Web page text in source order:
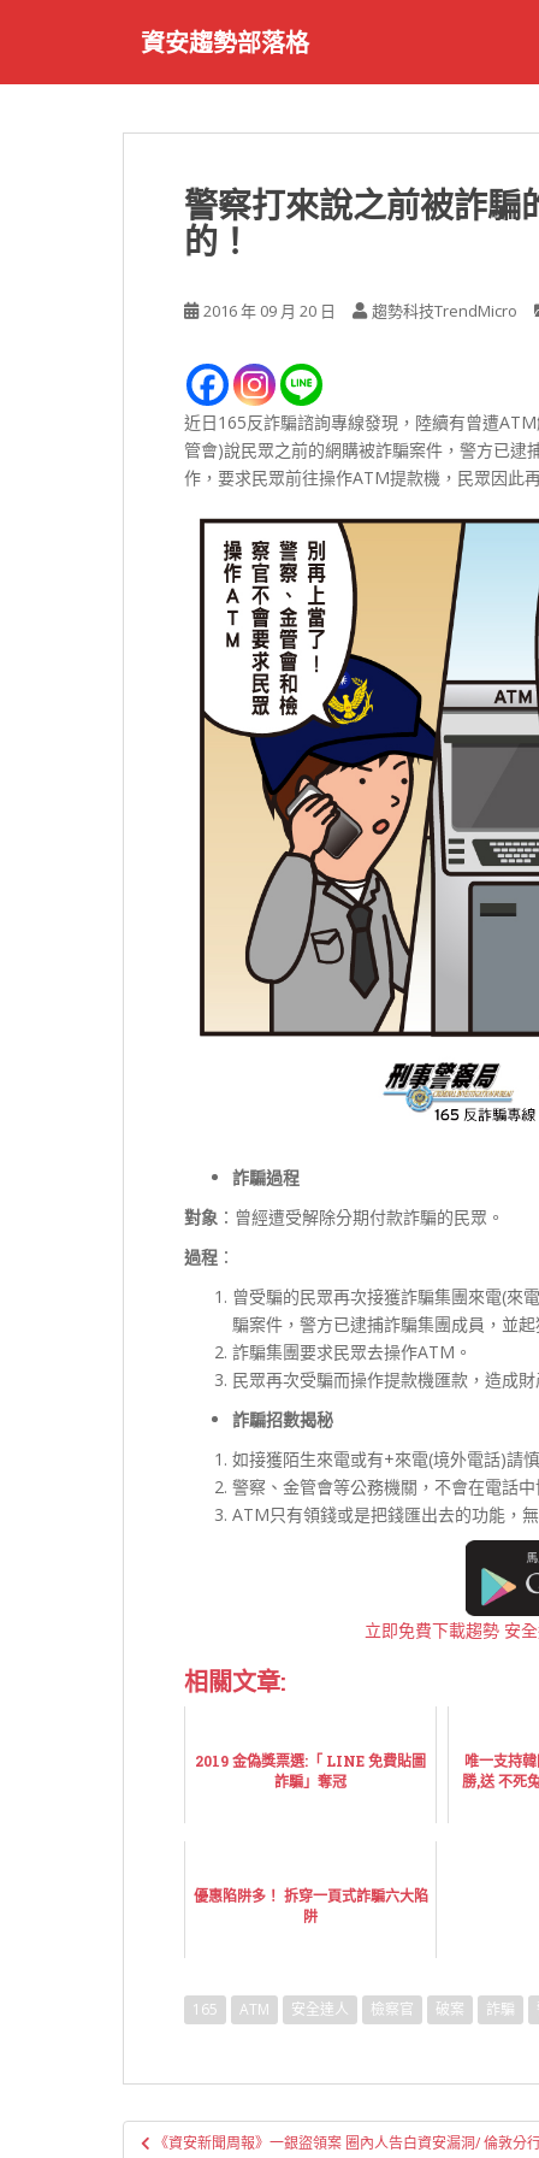
資安趨勢部落格
警察打來說之前被詐騙
的！
2016 年 09 月 20 日 趨勢科技TrendMicro
近日165反詐騙諮詢專線發現，陸續有曾遭
管會)說民眾之前的網購被詐騙案件，警方已逮
作，要求民眾前往操作ATM提款機，民眾因此
詐騙過程
對象 ：曾經遭受解除分期付款詐騙的民眾。
過程 ：
曾受騙的民眾再次接獲詐騙集團來電(來
騙案件，警方已逮捕詐騙集團成員，並
詐騙集團要求民眾去操作ATM。
民眾再次受騙而操作提款機匯款，造成財
詐騙招數揭秘
如接獲陌生來電或有+來電(境外電話)請慎
警察、金管會等公務機關，不會在電話
ATM只有領錢或是把錢匯出去的功能，
立即免費下載趨勢 安
相關文章:
2019 金偽獎票選:「 LINE 免費貼圖
詐騙」奪冠
唯一支持
勝,送 不死
優惠陷阱多！ 拆穿一頁式詐騙六大陷
阱
165 ATM 安全達人 檢察官 破案 詐騙
文 《資安新聞周報》一銀盜領案 圈內人告白資安漏洞/ 倫敦